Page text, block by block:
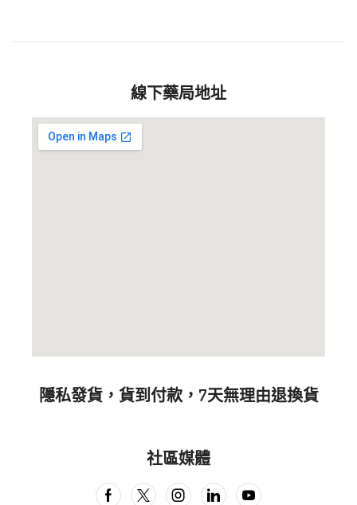
線下藥局地址
隱私發貨，貨到付款，7天無理由退換貨
社區媒體